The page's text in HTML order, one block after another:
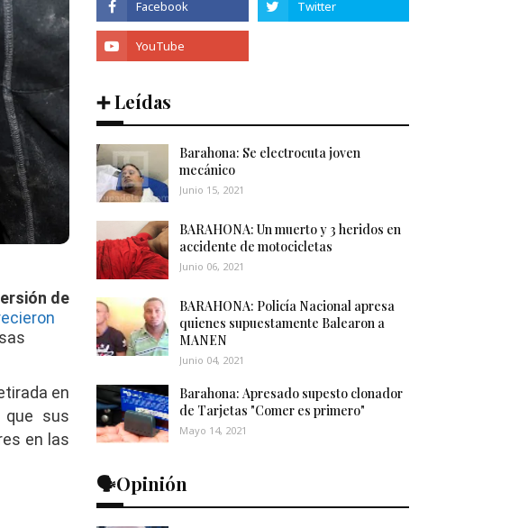
de
en
que sus
en las
➕ Leídas
Barahona: Se electrocuta joven
mecánico
Junio 15, 2021
BARAHONA: Un muerto y 3 heridos en
accidente de motocicletas
Junio 06, 2021
BARAHONA: Policía Nacional apresa
quienes supuestamente Balearon a
MANEN
Junio 04, 2021
Barahona: Apresado supesto clonador
de Tarjetas "Comer es primero"
Mayo 14, 2021
🗣️Opinión